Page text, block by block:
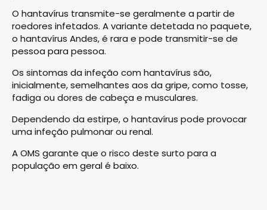
O hantavírus transmite-se geralmente a partir de
roedores infetados. A variante detetada no paquete,
o hantavírus Andes, é rara e pode transmitir-se de
pessoa para pessoa.
Os sintomas da infeção com hantavírus são,
inicialmente, semelhantes aos da gripe, como tosse,
fadiga ou dores de cabeça e musculares.
Dependendo da estirpe, o hantavírus pode provocar
uma infeção pulmonar ou renal.
A OMS garante que o risco deste surto para a
população em geral é baixo.